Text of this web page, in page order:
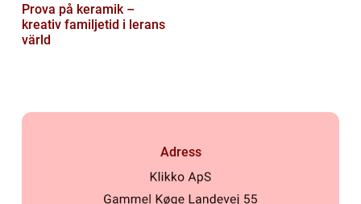
Prova på keramik –
kreativ familjetid i lerans
värld
Adress